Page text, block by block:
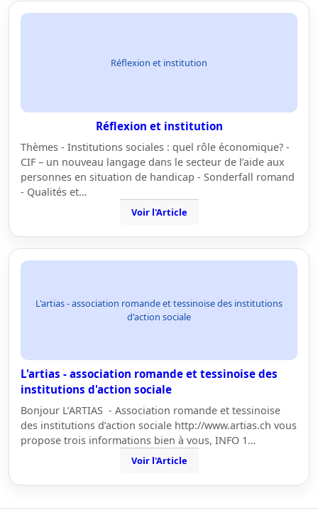
Réflexion et institution
Réflexion et institution
Thèmes - Institutions sociales : quel rôle économique? -
CIF – un nouveau langage dans le secteur de l’aide aux
personnes en situation de handicap - Sonderfall romand
- Qualités et…
Voir l'Article
L'artias - association romande et tessinoise des institutions
d'action sociale
L'artias - association romande et tessinoise des
institutions d'action sociale
Bonjour L’ARTIAS - Association romande et tessinoise
des institutions d’action sociale http://www.artias.ch vous
propose trois informations bien à vous, INFO 1…
Voir l'Article